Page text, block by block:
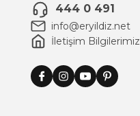
444 0 491
info@eryildiz.net
İletişim Bilgilerimiz